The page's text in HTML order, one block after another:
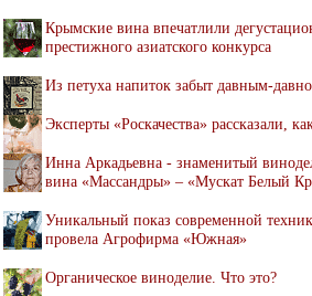
Крымские вина впечатлили
престижного азиатского конкурса
Из петуха напиток забыт давным-давно
Эксперты «Роскачества» рассказали,
Инна Аркадьевна - знаменитый
вина «Массандры» – «Мускат Белый
Уникальный показ современной
провела Агрофирма «Южная»
Органическое виноделие. Что это?